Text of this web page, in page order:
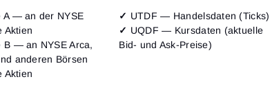
A — an der NYSE
Aktien
B — an NYSE Arca,
anderen Börsen
Aktien
✓ UTDF — Handelsdaten (Ticks)
✓ UQDF — Kursdaten (aktuelle
Bid- und Ask-Preise)